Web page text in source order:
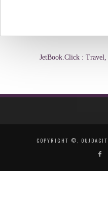
JetBook.Click :
COPYRIGHT ©,